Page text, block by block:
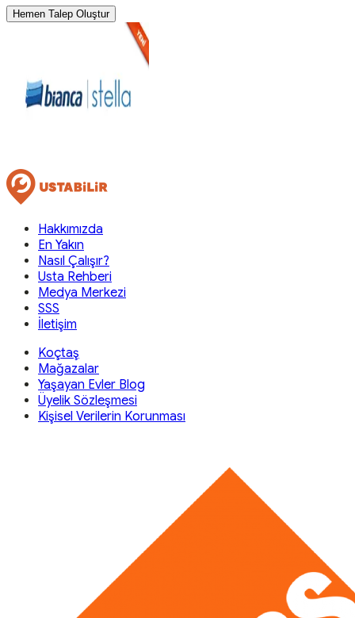
Hemen Talep Oluştur
Hakkımızda
En Yakın
Nasıl Çalışır?
Usta Rehberi
Medya Merkezi
SSS
İletişim
Koçtaş
Mağazalar
Yaşayan Evler Blog
Üyelik Sözleşmesi
Kişisel Verilerin Korunması